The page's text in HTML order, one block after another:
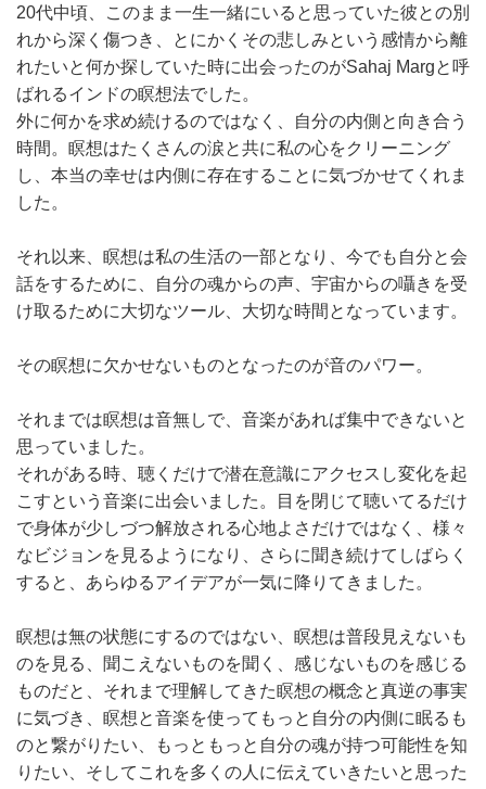
20代中頃、このまま一生一緒にいると思っていた彼との別
れから深く傷つき、とにかくその悲しみという感情から離
れたいと何か探していた時に出会ったのがSahaj Margと呼
ばれるインドの瞑想法でした。
外に何かを求め続けるのではなく、自分の内側と向き合う
時間。瞑想はたくさんの涙と共に私の心をクリーニング
し、本当の幸せは内側に存在することに気づかせてくれま
した。
それ以来、瞑想は私の生活の一部となり、今でも自分と会
話をするために、自分の魂からの声、宇宙からの囁きを受
け取るために大切なツール、大切な時間となっています。
その瞑想に欠かせないものとなったのが音のパワー。
それまでは瞑想は音無しで、音楽があれば集中できないと
思っていました。
それがある時、聴くだけで潜在意識にアクセスし変化を起
こすという音楽に出会いました。目を閉じて聴いてるだけ
で身体が少しづつ解放される心地よさだけではなく、様々
なビジョンを見るようになり、さらに聞き続けてしばらく
すると、あらゆるアイデアが一気に降りてきました。
瞑想は無の状態にするのではない、瞑想は普段見えないも
のを見る、聞こえないものを聞く、感じないものを感じる
ものだと、それまで理解してきた瞑想の概念と真逆の事実
に気づき、瞑想と音楽を使ってもっと自分の内側に眠るも
のと繋がりたい、もっともっと自分の魂が持つ可能性を知
りたい、そしてこれを多くの人に伝えていきたいと思った